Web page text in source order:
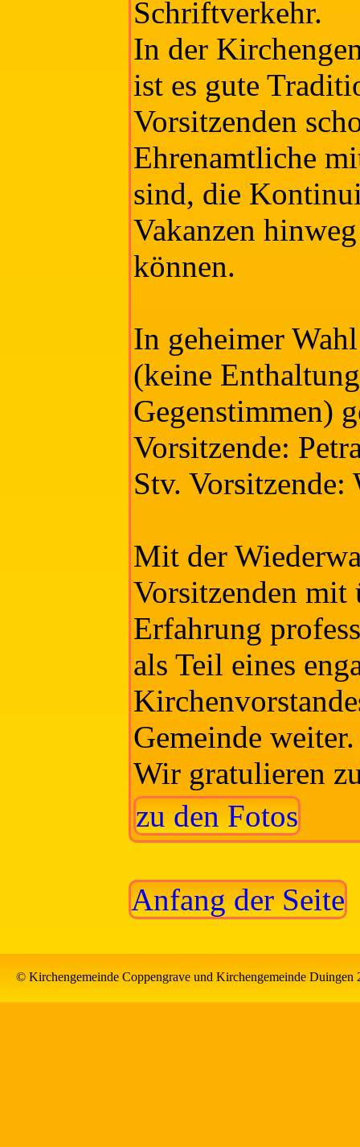
Schriftverkehr.
In der
ist es gute
Vorsitzenden
Ehrenamtliche
sind, die
Vakanzen
können.
In geheimer
(keine
Gegenstimmen)
Vorsitzende:
Stv. Vorsitzende:
Mit der
Vorsitzenden mit
Erfahrung
als Teil eines
Gemeinde weiter.
Wir gratulieren
zu den Fotos
Anfang der Seite
© Kirchengemeinde Coppengrave und Kirchengemeinde Duingen